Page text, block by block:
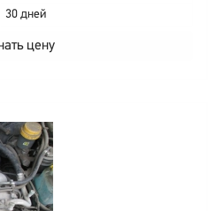
30 дней
цену